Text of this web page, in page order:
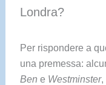
Londra?
Per rispondere a
una premessa:
Ben e Westminster,